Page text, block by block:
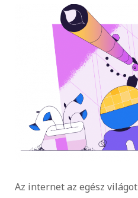
Az internet az egész